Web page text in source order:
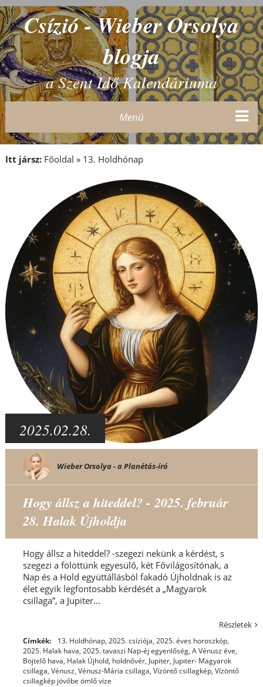
Csízió - Wieber Orsolya
blogja
a Szent Idő Kalendáriuma
Menü
Itt jársz: Főoldal » 13. Holdhónap
2025.02.28.
Wieber Orsolya - a Planétás-író
Hogy állsz a hiteddel? - 2025. február
28. Halak Újholdja
Hogy állsz a hiteddel? -szegezi nekünk a kérdést, s
szegezi a fölöttünk egyesülő, két Fővilágosítónak, a
Nap és a Hold együttállásból fakadó Újholdnak is az
élet egyik legfontosabb kérdését a „Magyarok
csillaga”, a Jupiter...
Részletek
Címkék: 13. Holdhónap, 2025. csíziója, 2025. éves horoszkóp,
2025. Halak hava, 2025. tavaszi Nap-éj egyenlőség, A Vénusz éve,
Böjtelő hava, Halak Újhold, holdnővér, Jupiter, Jupiter- Magyarok
csillaga, Vénusz, Vénusz-Mária csillaga, Vízöntő csillagkép, Vízöntő
csillagkép jövőbe ömlő vize